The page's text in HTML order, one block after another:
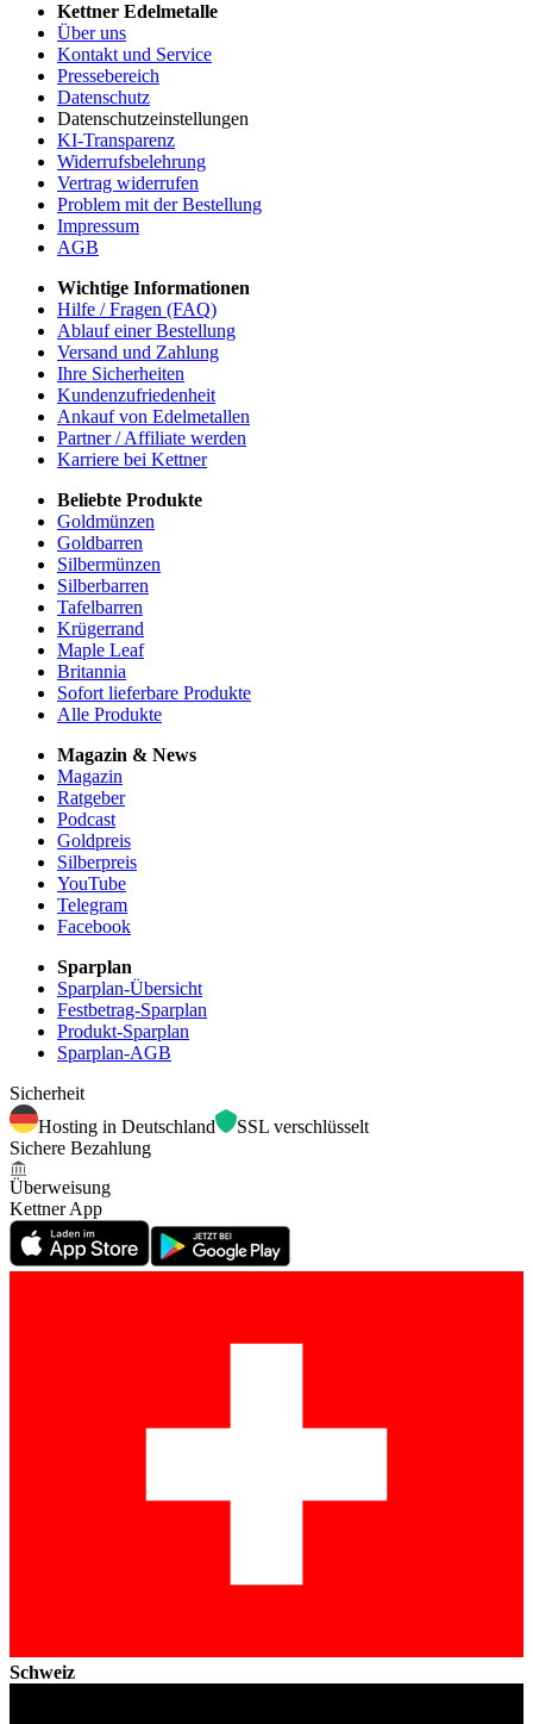
Kettner Edelmetalle
Über uns
Kontakt und Service
Pressebereich
Datenschutz
Datenschutzeinstellungen
KI-Transparenz
Widerrufsbelehrung
Vertrag widerrufen
Problem mit der Bestellung
Impressum
AGB
Wichtige Informationen
Hilfe / Fragen (FAQ)
Ablauf einer Bestellung
Versand und Zahlung
Ihre Sicherheiten
Kundenzufriedenheit
Ankauf von Edelmetallen
Partner / Affiliate werden
Karriere bei Kettner
Beliebte Produkte
Goldmünzen
Goldbarren
Silbermünzen
Silberbarren
Tafelbarren
Krügerrand
Maple Leaf
Britannia
Sofort lieferbare Produkte
Alle Produkte
Magazin & News
Magazin
Ratgeber
Podcast
Goldpreis
Silberpreis
YouTube
Telegram
Facebook
Sparplan
Sparplan-Übersicht
Festbetrag-Sparplan
Produkt-Sparplan
Sparplan-AGB
Sicherheit
Hosting in Deutschland
SSL verschlüsselt
Sichere Bezahlung
Überweisung
Kettner App
Schweiz